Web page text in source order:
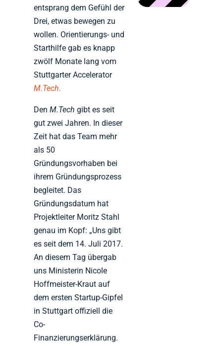
entsprang dem Gefühl der
Drei, etwas bewegen zu
wollen. Orientierungs- und
Starthilfe gab es knapp
zwölf Monate lang vom
Stuttgarter Accelerator
M.Tech.
DenM.Techgibt es seit
gut zwei Jahren. In dieser
Zeit hat das Team mehr
als 50
Gründungsvorhaben bei
ihrem Gründungsprozess
begleitet. Das
Gründungsdatum hat
Projektleiter Moritz Stahl
genau im Kopf: „Uns gibt
es seit dem 14. Juli 2017.
An diesem Tag übergab
uns Ministerin Nicole
Hoffmeister-Kraut auf
dem ersten Startup-Gipfel
in Stuttgart offiziell die
Co-
Finanzierungserklärung.